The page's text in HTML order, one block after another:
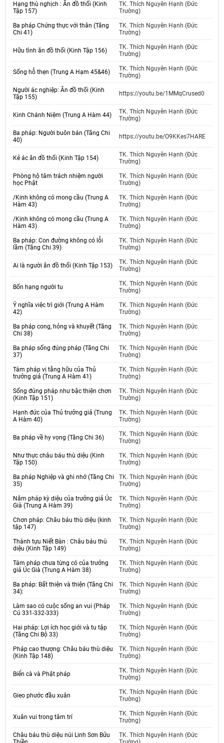
Hạng thù nghịch : Ăn đồ thối (Kinh
Tập 157)
TK. Thích Nguyên Hạnh (Đức
Trường)
Ba pháp Chứng thực với thân (Tăng
Chi 41)
TK. Thích Nguyên Hạnh (Đức
Trường)
Hữu tình ăn đồ thối (Kinh Tập 156)
TK. Thích Nguyên Hạnh (Đức
Trường)
Sống hỗ thẹn (Trung A Hạm 45&46)
TK. Thích Nguyên Hạnh (Đức
Trường)
Người ác nghiệp: Ăn đồ thối (Kinh
Tập 155)
https://youtu.be/1MMqCrused0
Kinh Chánh Niệm (Trung A Hàm 44)
TK. Thích Nguyên Hạnh (Đức
Trường)
Ba pháp: Người buôn bán (Tăng Chi
40)
https://youtu.be/O9KKes7HARE
Kẻ ác ăn đồ thối (Kinh Tập 154)
TK. Thích Nguyên Hạnh (Đức
Trường)
Phòng hộ tâm trách nhiệm người
học Phật
TK. Thích Nguyên Hạnh (Đức
Trường)
/Kinh không có mong cầu (Trung A
Hàm 43)
TK. Thích Nguyên Hạnh (Đức
Trường)
/Kinh không có mong cầu (Trung A
Hàm 43)
TK. Thích Nguyên Hạnh (Đức
Trường)
Ba pháp: Con đường không có lỗi
lầm (Tăng Chi 39)
TK. Thích Nguyên Hạnh (Đức
Trường)
Ai là người ăn đồ thối (Kinh Tập 153)
TK. Thích Nguyên Hạnh (Đức
Trường)
Bốn hạng người tu
TK. Thích Nguyên Hạnh (Đức
Trường)
Ý nghĩa việc trì giới (Trung A Hàm
42)
TK. Thích Nguyên Hạnh (Đức
Trường)
Ba pháp cong, hỏng và khuyết (Tăng
Chi 38)
TK. Thích Nguyên Hạnh (Đức
Trường)
Ba pháp sống đúng pháp (Tăng Chi
37)
TK. Thích Nguyên Hạnh (Đức
Trường)
Tám pháp vị tằng hữu của Thủ
trưởng giả (Trung A Hàm 41)
TK. Thích Nguyên Hạnh (Đức
Trường)
Sống đúng pháp như bậc thiện chơn
(Kinh Tập 151)
TK. Thích Nguyên Hạnh (Đức
Trường)
Hạnh đức của Thủ trưởng giả (Trung
A Hàm 40)
TK. Thích Nguyên Hạnh (Đức
Trường)
Ba pháp về hy vọng (Tăng Chi 36)
TK. Thích Nguyên Hạnh (Đức
Trường)
Như thực châu báu thù diệu (Kinh
Tập 150)
TK. Thích Nguyên Hạnh (Đức
Trường)
Ba pháp Nghiệp và ghi nhớ (Tăng Chi
35)
TK. Thích Nguyên Hạnh (Đức
Trường)
Năm pháp kỳ diệu của trưởng giả Úc
Già (Trung A Hàm 39)
TK. Thích Nguyên Hạnh (Đức
Trường)
Chơn pháp: Châu báu thù diệu (kinh
tập 147)
TK. Thích Nguyên Hạnh (Đức
Trường)
Thành tựu Niết Bàn : Châu báu thù
diệu (Kinh Tập 149)
TK. Thích Nguyên Hạnh (Đức
Trường)
Tám pháp chưa từng có của trưởng
giả Úc Già (Trung A Hàm 38)
TK. Thích Nguyên Hạnh (Đức
Trường)
Ba pháp: Bất thiện và thiện (Tăng Chi
34):
TK. Thích Nguyên Hạnh (Đức
Trường)
Làm sao có cuộc sống an vui (Pháp
Cú 331-332-333)
TK. Thích Nguyên Hạnh (Đức
Trường)
Hai pháp: Lợi ích học giới và tu tập
(Tăng Chi Bộ 33)
TK. Thích Nguyên Hạnh (Đức
Trường)
Pháp cao thượng: Châu báu thù diệu
(Kinh Tập 148)
TK. Thích Nguyên Hạnh (Đức
Trường)
Biển cà và Phật pháp
TK. Thích Nguyên Hạnh (Đức
Trường)
Gieo phước đầu xuân
TK. Thích Nguyên Hạnh (Đức
Trường)
Xuân vui trong tâm trí
TK. Thích Nguyên Hạnh (Đức
Trường)
Châu báu thù diệu núi Linh Sơn Bửu
TK. Thích Nguyên Hạnh (Đức